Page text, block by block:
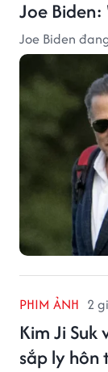
Joe
Joe Biden
PHIM ẢNH 2
Kim Ji Suk
sắp ly hôn